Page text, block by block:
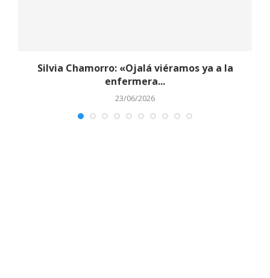
Silvia Chamorro: «Ojalá viéramos ya a la
enfermera...
23/06/2026